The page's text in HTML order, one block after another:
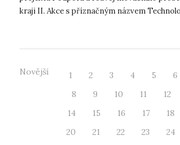
kraji II. Akce s příznačným názvem
Novější 1 2 3 4 5 6
8
9 10 11 12
14
15 16 17 18
20
21 22 23 24